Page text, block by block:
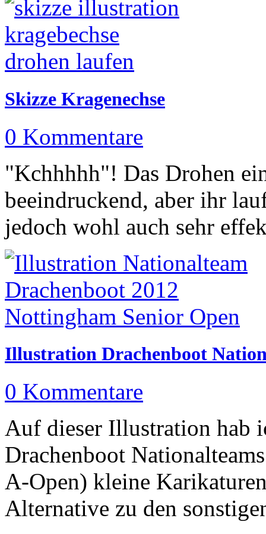
Skizze Kragenechse
0 Kommentare
"Kchhhhh"! Das Drohen
beeindruckend, aber ihr
jedoch wohl auch sehr
Illustration Drachenboot
0 Kommentare
Auf dieser Illustration hab
Drachenboot
A-Open) kleine
Alternative zu den